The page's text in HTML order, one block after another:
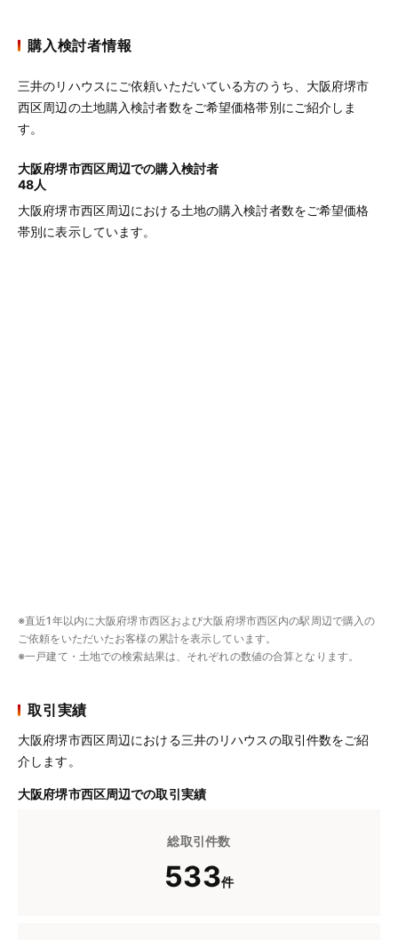
購入検討者情報
三井のリハウスにご依頼いただいている方のうち、大阪府堺市
西区周辺の土地購入検討者数をご希望価格帯別にご紹介しま
す。
大阪府堺市西区周辺での購入検討者
48人
大阪府堺市西区周辺における土地の購入検討者数をご希望価格
帯別に表示しています。
※直近1年以内に大阪府堺市西区および大阪府堺市西区内の駅周辺で購入の
ご依頼をいただいたお客様の累計を表示しています。
※一戸建て・土地での検索結果は、それぞれの数値の合算となります。
取引実績
大阪府堺市西区周辺における三井のリハウスの取引件数をご紹
介します。
大阪府堺市西区周辺での取引実績
総取引件数
533件